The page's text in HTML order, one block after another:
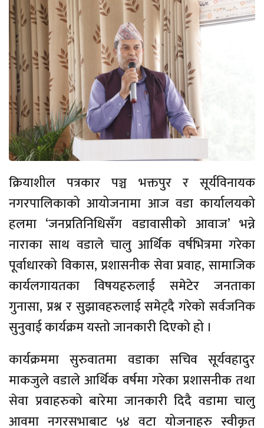
क्रियाशील पत्रकार पञ्च भक्तपुर र सूर्यविनायक
नगरपालिकाको आयोजनामा आज वडा कार्यालयको
हलमा ‘जनप्रतिनिधिसँग वडावासीको आवाज’ भन्ने
नाराका साथ वडाले चालु आर्थिक वर्षभित्रमा गरेका
पूर्वाधारको विकास, प्रशासनीक सेवा प्रवाह, सामाजिक
कार्यलगायतका विषयहरुलाई समेटेर जनताका
गुनासा, प्रश्न र सुझावहरुलाई समेट्दै गरेको सर्वजनिक
सुनुवाई कार्यक्रम यस्तो जानकारी दिएको हो ।
कार्यक्रममा सुरुवातमा वडाका सचिव सूर्यवहादुर
माकजुले वडाले आर्थिक वर्षमा गरेका प्रशासनीक तथा
सेवा प्रवाहरुको बारेमा जानकारी दिदै वडामा चालु
आवमा नगरसभाबाट ५४ वटा योजनाहरु स्वीकृत